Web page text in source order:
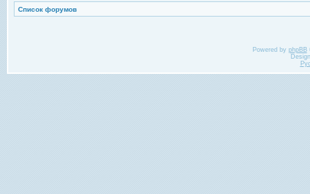
Список форумов
Powered by phpBB